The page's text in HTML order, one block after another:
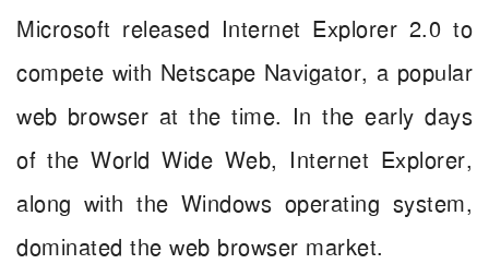
Microsoft released Internet Explorer 2.0 to
compete with Netscape Navigator, a popular
web browser at the time. In the early days
of the World Wide Web, Internet Explorer,
along with the Windows operating system,
dominated the web browser market.